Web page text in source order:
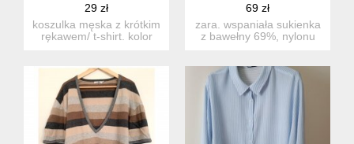
29 zł
koszulka męska z krótkim
rękawem/ t-shirt. kolor
69 zł
zara. wspaniała sukienka
z bawełny 69%, nylonu